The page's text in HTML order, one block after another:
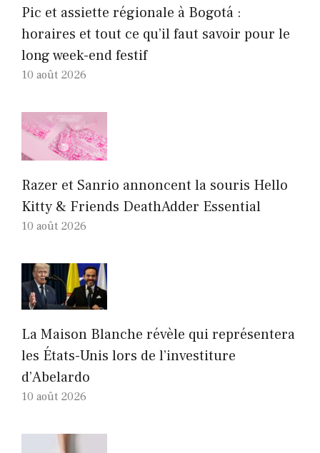
Pic et assiette régionale à Bogotá :
horaires et tout ce qu’il faut savoir pour le
long week-end festif
10 août 2026
Razer et Sanrio annoncent la souris Hello
Kitty & Friends DeathAdder Essential
10 août 2026
La Maison Blanche révèle qui représentera
les États-Unis lors de l’investiture
d’Abelardo
10 août 2026